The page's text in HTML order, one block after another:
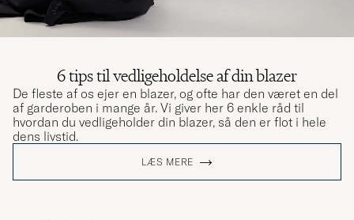
6 tips til vedligeholdelse af din blazer
De fleste af os ejer en blazer, og ofte har den været en del
af garderoben i mange år. Vi giver her 6 enkle råd til
hvordan du vedligeholder din blazer, så den er flot i hele
dens livstid.
LÆS MERE